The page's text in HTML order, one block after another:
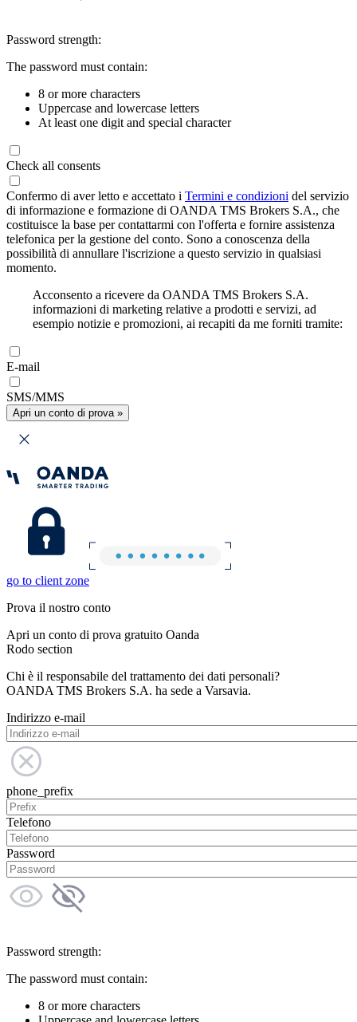
Password strength:
The password must contain:
8 or more characters
Uppercase and lowercase letters
At least one digit and special character
Check all consents
Confermo di aver letto e accettato i Termini e condizioni del servizio
di informazione e formazione di OANDA TMS Brokers S.A., che
costituisce la base per contattarmi con l'offerta e fornire assistenza
telefonica per la gestione del conto. Sono a conoscenza della
possibilità di annullare l'iscrizione a questo servizio in qualsiasi
momento.
Acconsento a ricevere da OANDA TMS Brokers S.A.
informazioni di marketing relative a prodotti e servizi, ad
esempio notizie e promozioni, ai recapiti da me forniti tramite:
E-mail
SMS/MMS
Apri un conto di prova »
go to client zone
Prova il nostro conto
Apri un conto di prova gratuito Oanda
Rodo section
Chi è il responsabile del trattamento dei dati personali?
OANDA TMS Brokers S.A. ha sede a Varsavia.
Indirizzo e-mail
phone_prefix
Telefono
Password
Password strength:
The password must contain:
8 or more characters